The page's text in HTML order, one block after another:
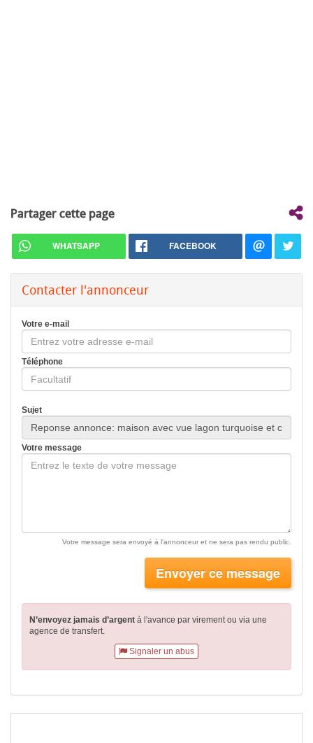
Partager cette page
WHATSAPP FACEBOOK
Contacter l'annonceur
Votre e-mail
Téléphone
Sujet
Votre message
Votre message sera envoyé à l'annonceur et ne sera pas rendu public.
Envoyer ce message
N’envoyez jamais d’argent à l'avance par virementou via une
agence de transfert.
Signaler un abus